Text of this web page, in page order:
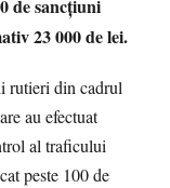
de sancțiuni
23 000 de lei.
rutieri din cadrul
au efectuat
al traficului
peste 100 de